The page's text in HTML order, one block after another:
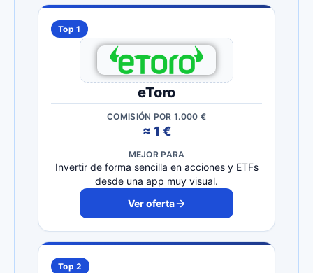
Top 1
eToro
COMISIÓN POR 1.000 €
≈ 1 €
MEJOR PARA
Invertir de forma sencilla en acciones y ETFs
desde una app muy visual.
Ver oferta
Top 2